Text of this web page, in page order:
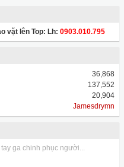
vặt lên Top: Lh: 0903.010.795
36,868
137,552
20,904
Jamesdrymn
ga chinh phục người...